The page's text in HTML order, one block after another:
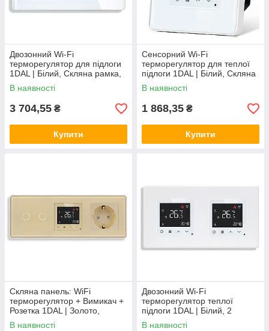
Двозонний Wi-Fi
терморегулятор для підлоги
1DAL | Білий, Скляна рамка,
2 підрозетники (G157D-
TRX2.WF.WT)
В наявності
3 704,55 ₴
Купити
Сенсорний Wi-Fi
терморегулятор для теплої
підлоги 1DAL | Білий, Скляна
рамка (G86D-TR.WF.WT)
В наявності
1 868,35 ₴
Купити
Скляна панель: WiFi
терморегулятор + Вимикач +
Розетка 1DAL | Золото,
(G228D-SW2G-TR.WF-
В наявності
Двозонний Wi-Fi
терморегулятор теплої
підлоги 1DAL | Білий, 2
підрозетники (P157-
В наявності